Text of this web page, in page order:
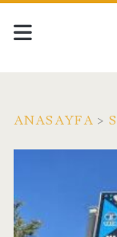
ANASAYFA >